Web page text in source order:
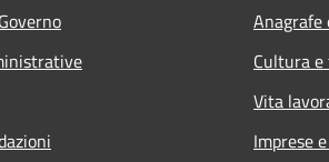
Cultura
Vita
Imprese